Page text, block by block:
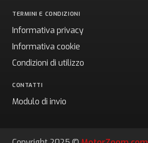
TERMINI E CONDIZIONI
Informativa privacy
Informativa cookie
Condizioni di utilizzo
CONTATTI
Modulo di invio